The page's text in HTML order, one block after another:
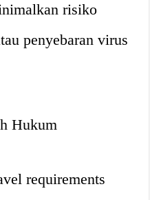
risiko
penyebaran virus
Hukum
requirements